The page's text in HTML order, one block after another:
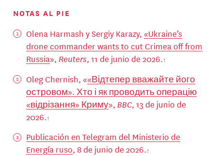
NOTAS AL PIE
Olena Harmash y Sergiy Karazy, «Ukraine’s
drone commander wants to cut Crimea off from
Russia», Reuters, 11 de junio de 2026.
Oleg Chernish, ««Відтепер вважайте його
островом». Хто і як проводить операцію
«відрізання» Криму», BBC, 13 de junio de
2026.
Publicación en Telegram del Ministerio de
Energía ruso, 8 de junio de 2026.